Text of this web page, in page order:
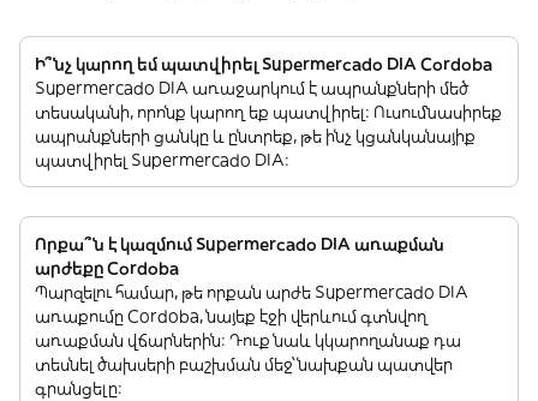
Ի՞նչ կարող եմ պատվիրել Supermercado DIA Cordoba
Supermercado DIA առաջարկում է ապրանքների մեծ
տեսականի, որոնք կարող եք պատվիրել: Ուսումնասիրեք
ապրանքների ցանկը և ընտրեք, թե ինչ կցանկանայիք
պատվիրել Supermercado DIA:
Որքա՞ն է կազմում Supermercado DIA առաքման
արժեքը Cordoba
Պարզելու համար, թե որքան արժե Supermercado DIA
առաքումը Cordoba, նայեք էջի վերևում գտնվող
առաքման վճարներին: Դուք նաև կկարողանաք դա
տեսնել ծախսերի բաշխման մեջ՝ նախքան պատվեր
գրանցելը: